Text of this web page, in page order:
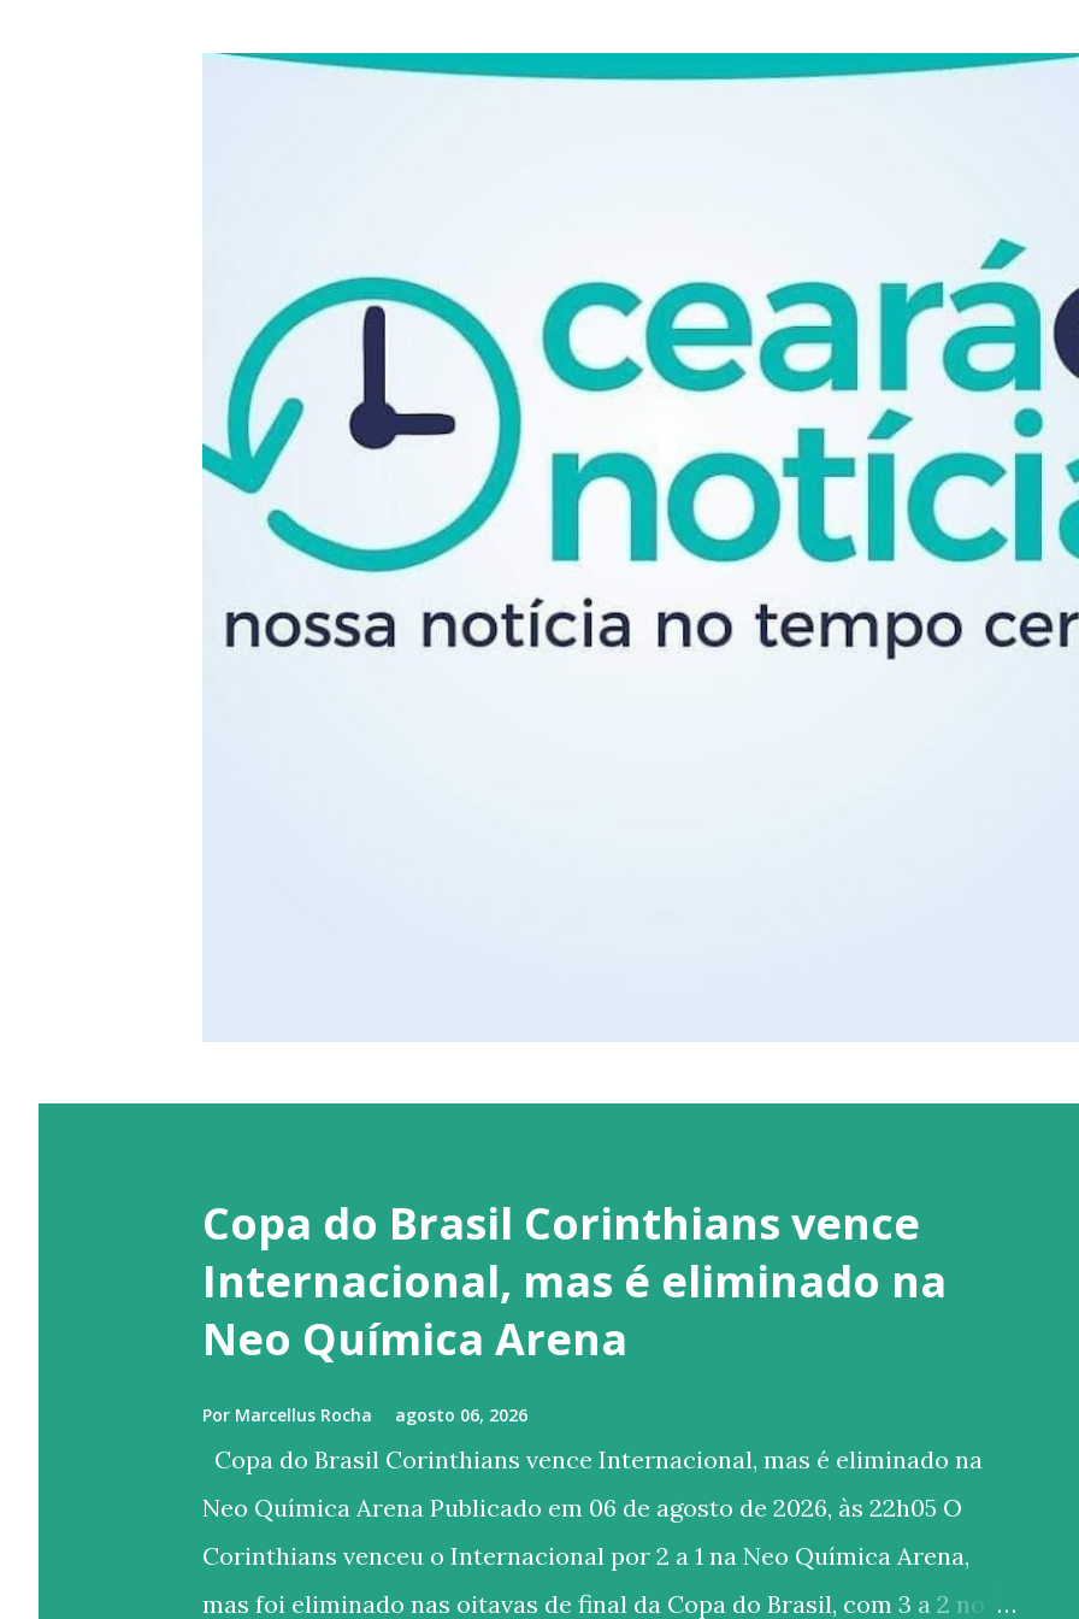
Copa do Brasil Corinthians vence
Internacional, mas é eliminado na
Neo Química Arena
Por Marcellus Rocha agosto 06, 2026
Copa do Brasil Corinthians vence Internacional, mas é eliminado na
Neo Química Arena Publicado em 06 de agosto de 2026, às 22h05 O
Corinthians venceu o Internacional por 2 a 1 na Neo Química Arena,
mas foi eliminado nas oitavas de final da Copa do Brasil, com 3 a 2 no